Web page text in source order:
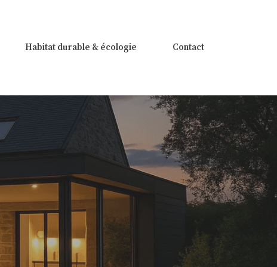
Habitat durable & écologie Contact